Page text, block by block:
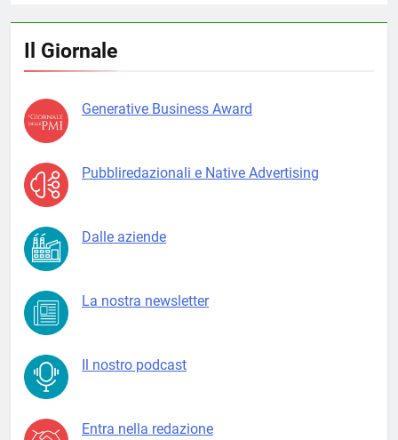
Il Giornale
Generative Business Award
Pubbliredazionali e Native Advertising
Dalle aziende
La nostra newsletter
Il nostro podcast
Entra nella redazione